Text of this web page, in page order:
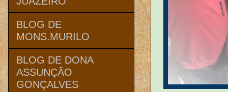
BLOG DE
MONS.MURILO
BLOG DE DONA
ASSUNÇÃO
GONÇALVES